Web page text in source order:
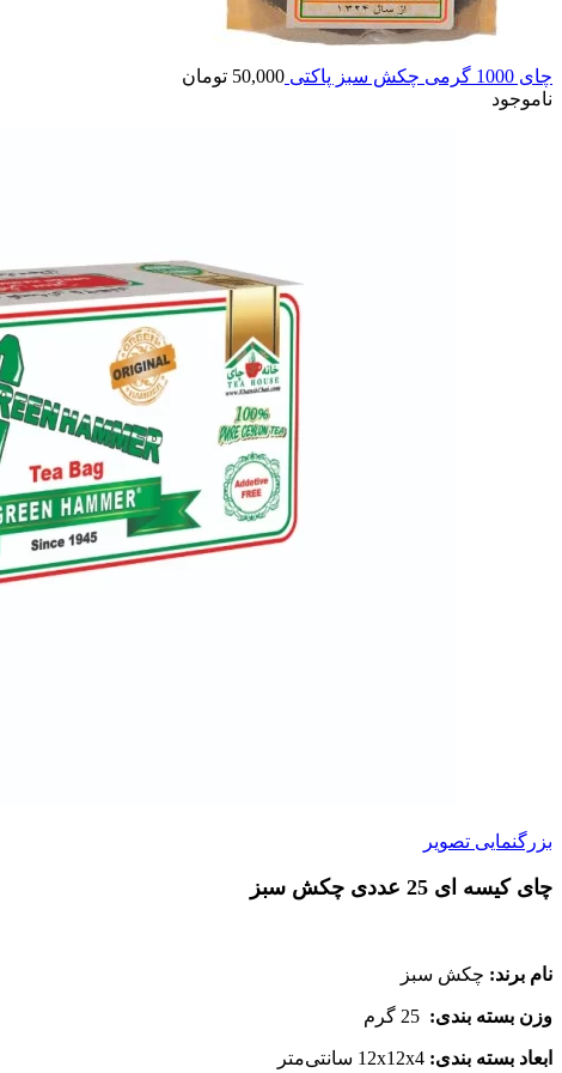
چای 1000 گرمی چکش سبز پاکتی 50,000 تومان
ناموجود
بزرگنمایی تصویر
چای کیسه ای 25 عددی چکش سبز
نام برند: چکش سبز
وزن بسته بندی:
ابعاد بسته بندی: